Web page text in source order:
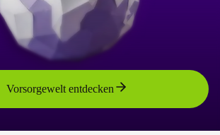
Vorsorgewelt entdecken